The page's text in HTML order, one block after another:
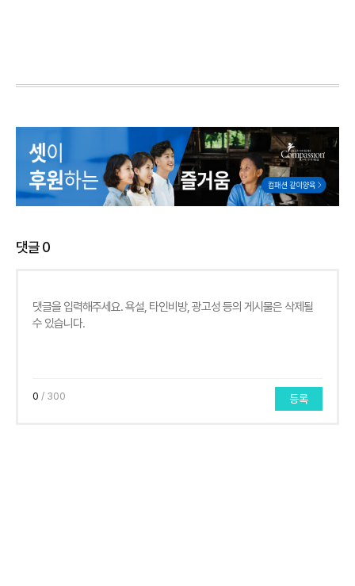
댓글0
0 / 300 등록